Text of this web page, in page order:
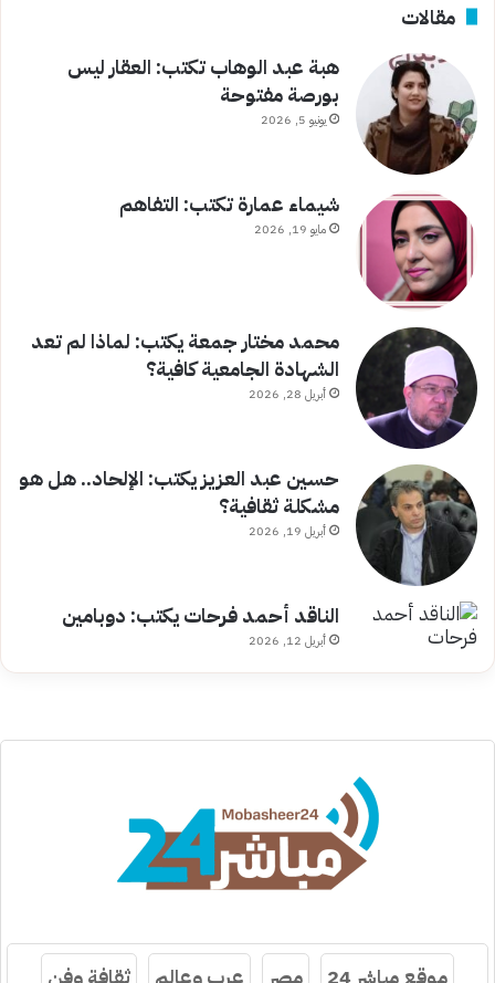
مقالات
هبة عبد الوهاب تكتب: العقار ليس
بورصة مفتوحة
يونيو 5, 2026
شيماء عمارة تكتب: التفاهم
مايو 19, 2026
محمد مختار جمعة يكتب: لماذا لم تعد
الشهادة الجامعية كافية؟
أبريل 28, 2026
حسين عبد العزيز يكتب: الإلحاد.. هل هو
مشكلة ثقافية؟
أبريل 19, 2026
الناقد أحمد فرحات يكتب: دوبامين
أبريل 12, 2026
موقع مباشر 24 مصر عرب وعالم ثقافة وفن